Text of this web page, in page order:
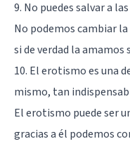
9. No puedes salvar a
No podemos cambiar
si de verdad la
10. El erotismo es una
mismo, tan
El erotismo puede ser
gracias a él podemos